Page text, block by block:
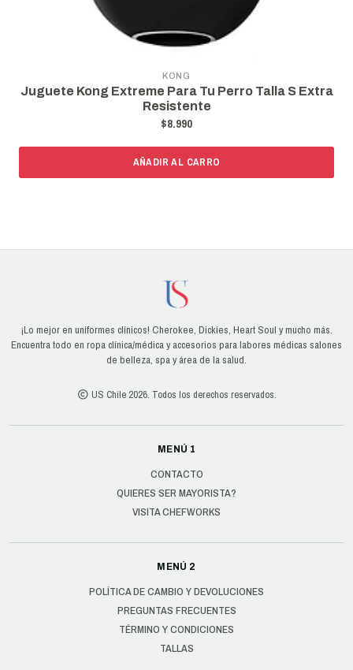
KONG
Juguete Kong Extreme Para Tu Perro Talla S Extra
Resistente
$8.990
AÑADIR AL CARRO
¡Lo mejor en uniformes clínicos! Cherokee, Dickies, Heart Soul y mucho más.
Encuentra todo en ropa clínica/médica y accesorios para labores médicas salones
de belleza, spa y área de la salud.
US Chile 2026. Todos los derechos reservados.
MENÚ 1
CONTACTO
QUIERES SER MAYORISTA?
VISITA CHEFWORKS
MENÚ 2
POLÍTICA DE CAMBIO Y DEVOLUCIONES
PREGUNTAS FRECUENTES
TÉRMINO Y CONDICIONES
TALLAS